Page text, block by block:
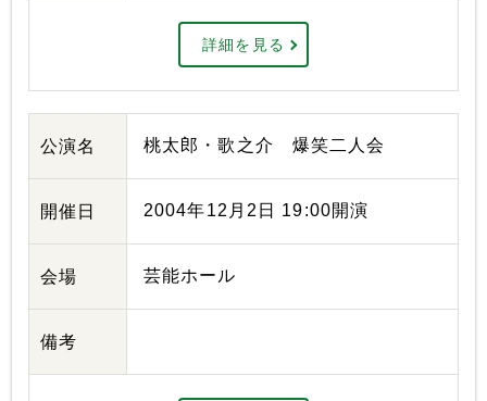
詳細を見る
公演名 桃太郎・歌之介 爆笑二人会
開催日 2004年12月2日 19:00開演
会場 芸能ホール
備考